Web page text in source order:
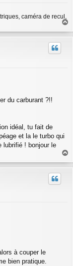
caméra de recul,
u
du carburant ?!!
idéal, tu fait de
et la le turbo qui
lubrifié ! bonjour le
u
à couper le
bien pratique.